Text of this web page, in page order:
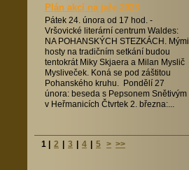
Plán akcí na jaře 2023
Pátek 24. února od 17 hod. -
Vršovické literární centrum Waldes:
NA POHANSKÝCH STEZKÁCH. Mými
hosty na tradičním setkání budou
tentokrát Miky Skjaera a Milan Myslič
Mysliveček. Koná se pod záštitou
Pohanského kruhu. Pondělí 27
února: beseda s Pepsonem Snětivým
v Heřmanicích Čtvrtek 2. března:...
1 2 3 4 5 > >>